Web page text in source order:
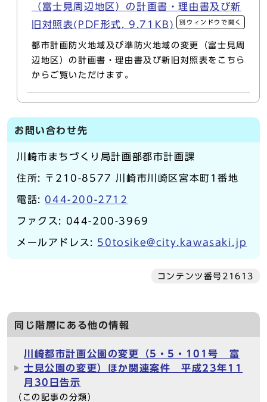
（富士見周辺地区）の計画書・理由書及び新
旧対照表(PDF形式, 9.71KB)
別ウィンドウで開く
都市計画防火地域及び準防火地域の変更（富士見周
辺地区）の計画書・理由書及び新旧対照表をこちら
からご覧いただけます。
お問い合わせ先
川崎市まちづくり局計画部都市計画課
住所: 〒210-8577 川崎市川崎区宮本町1番地
電話: 044-200-2712
ファクス: 044-200-3969
メールアドレス: 50tosike@city.kawasaki.jp
コンテンツ番号21613
同じ階層にある他の情報
川崎都市計画公園の変更（5・5・101号 富
士見公園の変更）ほか関連案件 平成23年11
月30日告示
（この記事の分類）